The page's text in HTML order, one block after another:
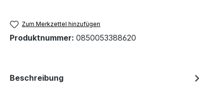
Zum Merkzettel hinzufügen
Produktnummer: 0850053388620
Beschreibung